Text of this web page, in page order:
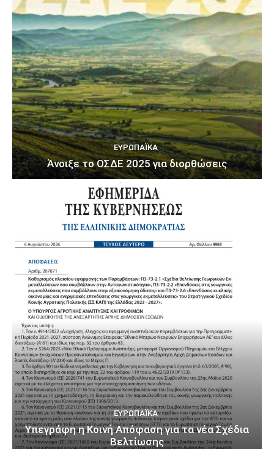
ΕΥΡΩΠΑΪΚΆ
Άνοιξε το ΟΣΔΕ 2025 για διορθώσεις
ΕΥΡΩΠΑΪΚΆ
Υπεγράφη η Κοινή Απόφαση για τα νέα Σχέδια
Βελτίωσης